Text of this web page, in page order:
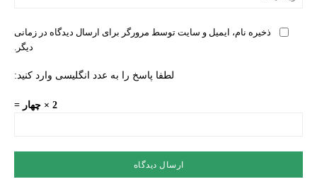
ذخیره نام، ایمیل و سایت توسط مرورگر برای ارسال دیدگاه در زمانی
دیگر.
لطفا پاسخ را به عدد انگلیسی وارد کنید:
2 × چهار =